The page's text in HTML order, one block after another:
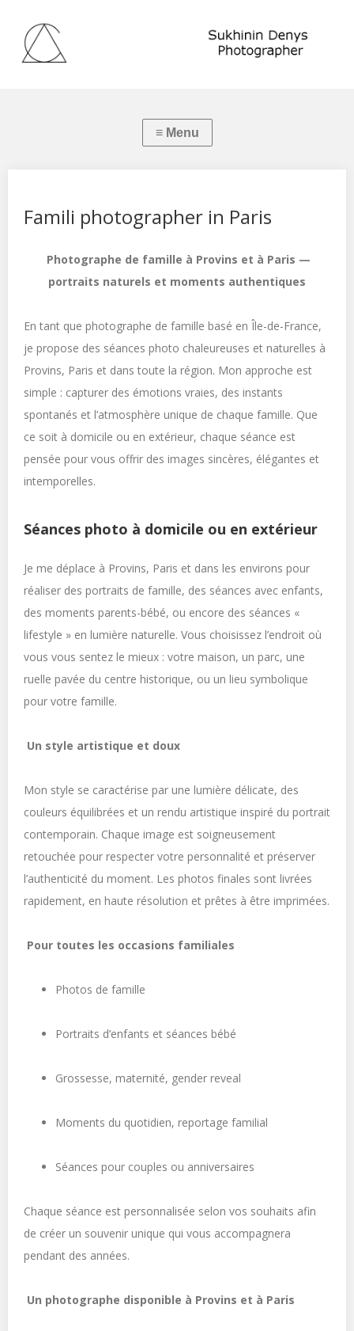
Famili photographer in Paris
Photographe de famille à Provins et à Paris —
portraits naturels et moments authentiques
En tant que photographe de famille basé en Île-de-France,
je propose des séances photo chaleureuses et naturelles à
Provins, Paris et dans toute la région. Mon approche est
simple : capturer des émotions vraies, des instants
spontanés et l’atmosphère unique de chaque famille. Que
ce soit à domicile ou en extérieur, chaque séance est
pensée pour vous offrir des images sincères, élégantes et
intemporelles.
Séances photo à domicile ou en extérieur
Je me déplace à Provins, Paris et dans les environs pour
réaliser des portraits de famille, des séances avec enfants,
des moments parents-bébé, ou encore des séances «
lifestyle » en lumière naturelle. Vous choisissez l’endroit où
vous vous sentez le mieux : votre maison, un parc, une
ruelle pavée du centre historique, ou un lieu symbolique
pour votre famille.
Un style artistique et doux
Mon style se caractérise par une lumière délicate, des
couleurs équilibrées et un rendu artistique inspiré du portrait
contemporain. Chaque image est soigneusement
retouchée pour respecter votre personnalité et préserver
l’authenticité du moment. Les photos finales sont livrées
rapidement, en haute résolution et prêtes à être imprimées.
Pour toutes les occasions familiales
Photos de famille
Portraits d’enfants et séances bébé
Grossesse, maternité, gender reveal
Moments du quotidien, reportage familial
Séances pour couples ou anniversaires
Chaque séance est personnalisée selon vos souhaits afin
de créer un souvenir unique qui vous accompagnera
pendant des années.
Un photographe disponible à Provins et à Paris